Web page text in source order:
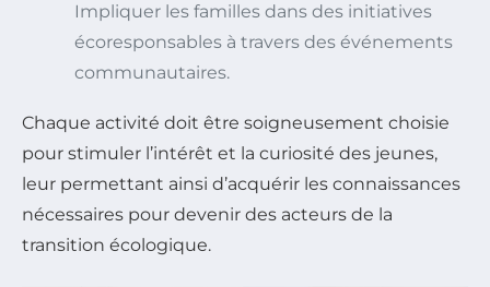
Impliquer les familles dans des initiatives
écoresponsables à travers des événements
communautaires.
Chaque activité doit être soigneusement choisie
pour stimuler l’intérêt et la curiosité des jeunes,
leur permettant ainsi d’acquérir les connaissances
nécessaires pour devenir des acteurs de la
transition écologique.